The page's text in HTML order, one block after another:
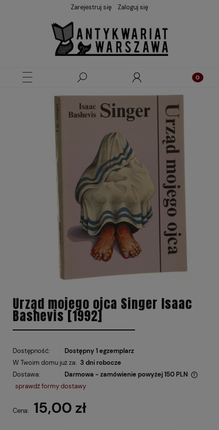
Zarejestruj się Zaloguj się
Urząd mojego ojca Singer Isaac
Bashevis [1992]
Dostępność:
Dostępny 1 egzemplarz
W Twoim domu już za: 3 dni robocze
Dostawa:
Darmowa - zamówienie powyżej 150 PLN
Cena nie zawiera ewentualnych kosztów płatności
sprawdź formy dostawy
Cena: 15,00 zł